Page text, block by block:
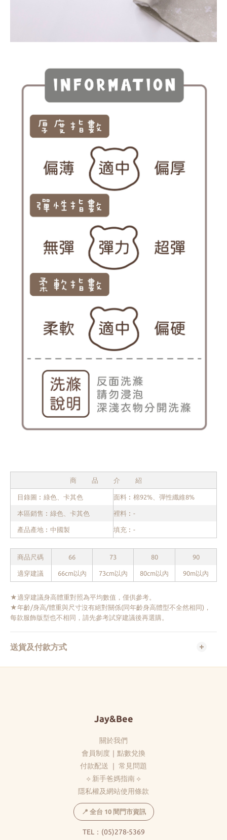
商品介紹
目錄圖︰綠色、卡其色 面料︰棉92%、彈性纖維8%
本區銷售︰綠色、卡其色 裡料︰-
產品產地︰中國製 填充︰-
商品尺碼 66 73 80 90
適穿建議 66cm以內 73cm以內 80cm以內 90m以內
★適穿建議身高體重對照為平均數值，僅供參考。
★年齡/身高/體重與尺寸沒有絕對關係(同年齡身高體型不全然相同)，
每款服飾版型也不相同，請先參考試穿建議後再選購。
送貨及付款方式
Jay&Bee
關於我們
會員制度 ｜ 點數兌換
付款配送 ｜ 常見問題
⟡ 新手爸媽指南 ⟡
隱私權及網站使用條款
📍 全台 10 間門市資訊
TEL：(05)278-5369